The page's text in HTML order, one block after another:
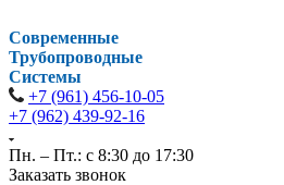
Современные
Трубопроводные
Системы
+7 (961) 456-10-05
+7 (962) 439-92-16
Пн. – Пт.: с 8:30 до 17:30
Заказать звонок